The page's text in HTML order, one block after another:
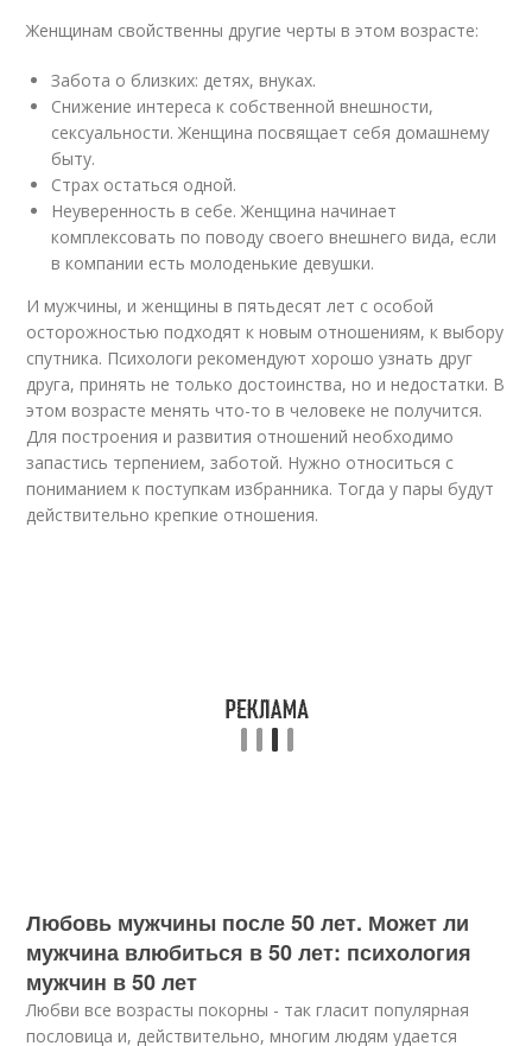
Женщинам свойственны другие черты в этом возрасте:
Забота о близких: детях, внуках.
Снижение интереса к собственной внешности,
сексуальности. Женщина посвящает себя домашнему
быту.
Страх остаться одной.
Неуверенность в себе. Женщина начинает
комплексовать по поводу своего внешнего вида, если
в компании есть молоденькие девушки.
И мужчины, и женщины в пятьдесят лет с особой
осторожностью подходят к новым отношениям, к выбору
спутника. Психологи рекомендуют хорошо узнать друг
друга, принять не только достоинства, но и недостатки. В
этом возрасте менять что-то в человеке не получится.
Для построения и развития отношений необходимо
запастись терпением, заботой. Нужно относиться с
пониманием к поступкам избранника. Тогда у пары будут
действительно крепкие отношения.
Любовь мужчины после 50 лет. Может ли
мужчина влюбиться в 50 лет: психология
мужчин в 50 лет
Любви все возрасты покорны - так гласит популярная
пословица и, действительно, многим людям удается